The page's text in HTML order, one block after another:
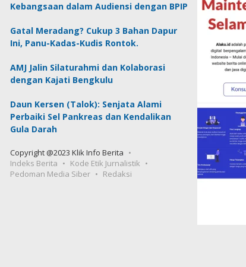
Kebangsaan dalam Audiensi dengan BPIP
Gatal Meradang? Cukup 3 Bahan Dapur
Ini, Panu-Kadas-Kudis Rontok.
AMJ Jalin Silaturahmi dan Kolaborasi
dengan Kajati Bengkulu
Daun Kersen (Talok): Senjata Alami
Perbaiki Sel Pankreas dan Kendalikan
Gula Darah
Copyright @2023 Klik Info Berita
Indeks Berita
Kode Etik Jurnalistik
Pedoman Media Siber
Redaksi